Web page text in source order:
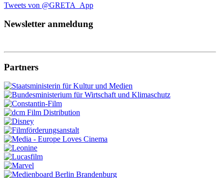
Tweets von @GRETA_App
Newsletter anmeldung
Partners